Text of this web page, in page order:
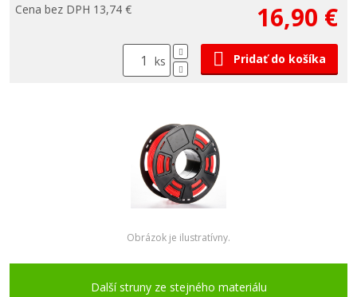
Cena bez DPH 13,74 € 16,90 €
ks Pridať do košíka
Obrázok je ilustratívny.
Další struny ze stejného materiálu